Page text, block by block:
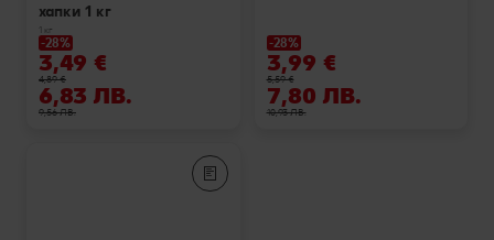
хапки 1 кг
1 кг
-28%
3,49 €
4,89 €
6,83 ЛВ.
9,56 ЛВ.
-28%
3,99 €
5,59 €
7,80 ЛВ.
10,93 ЛВ.